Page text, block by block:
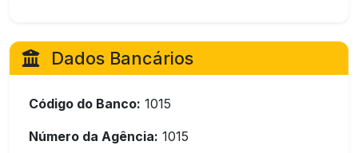
Dados Bancários
Código do Banco: 1015
Número da Agência: 1015